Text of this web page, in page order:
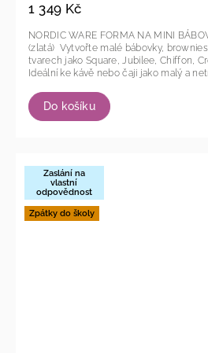
1 349 Kč
Do košíku
NORDIC WARE FORMA NA MINI
(zlatá) Vytvořte malé bábovky, brownies nebo želé v oblíbených
tvarech jako Square, Jubilee, Chiffon,
Ideální ke kávě nebo čaji jako malý a
Zaslání na
vlastní
odpovědnost
Zpátky do školy